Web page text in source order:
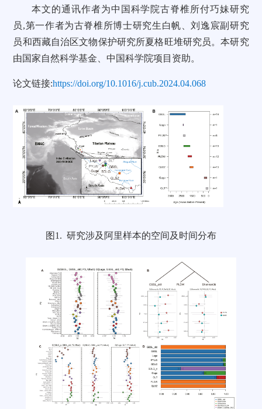
本文的通讯作者为中国科学院古脊椎所付巧妹研究
员,第一作者为古脊椎所博士研究生白帆、刘逸宸副研究
员和西藏自治区文物保护研究所夏格旺堆研究员。本研究
由国家自然科学基金、中国科学院项目资助。
论文链接:https://doi.org/10.1016/j.cub.2024.04.068
图1. 研究涉及阿里样本的空间及时间分布